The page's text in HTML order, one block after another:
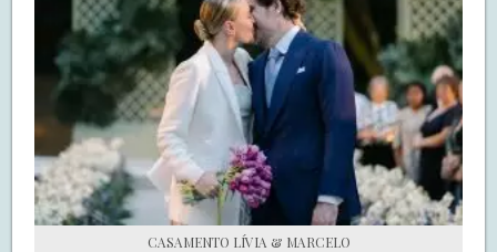
COZINHA
DECORAÇÃO
DE NOIVA PRA NOIVA
S.O.S CASADAS
FALE COM O SAY I DO
CASAMENTO LÍVIA & MARCELO